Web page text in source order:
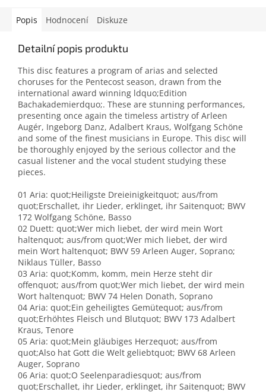
Popis Hodnocení Diskuze
Detailní popis produktu
This disc features a program of arias and selected
choruses for the Pentecost season, drawn from the
international award winning ldquo;Edition
Bachakademierdquo;. These are stunning performances,
presenting once again the timeless artistry of Arleen
Augér, Ingeborg Danz, Adalbert Kraus, Wolfgang Schöne
and some of the finest musicians in Europe. This disc will
be thoroughly enjoyed by the serious collector and the
casual listener and the vocal student studying these
pieces.
01 Aria: quot;Heiligste Dreieinigkeitquot; aus/from
quot;Erschallet, ihr Lieder, erklinget, ihr Saitenquot; BWV
172 Wolfgang Schöne, Basso
02 Duett: quot;Wer mich liebet, der wird mein Wort
haltenquot; aus/from quot;Wer mich liebet, der wird
mein Wort haltenquot; BWV 59 Arleen Auger, Soprano;
Niklaus Tüller, Basso
03 Aria: quot;Komm, komm, mein Herze steht dir
offenquot; aus/from quot;Wer mich liebet, der wird mein
Wort haltenquot; BWV 74 Helen Donath, Soprano
04 Aria: quot;Ein geheiligtes Gemütequot; aus/from
quot;Erhöhtes Fleisch und Blutquot; BWV 173 Adalbert
Kraus, Tenore
05 Aria: quot;Mein gläubiges Herzequot; aus/from
quot;Also hat Gott die Welt geliebtquot; BWV 68 Arleen
Auger, Soprano
06 Aria: quot;O Seelenparadiesquot; aus/from
quot;Erschallet, ihr Lieder, erklinget, ihr Saitenquot; BWV